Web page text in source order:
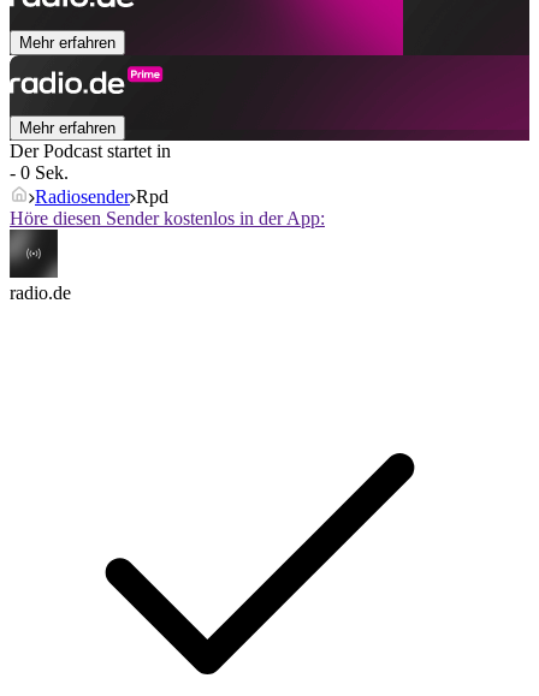
Mehr erfahren
Mehr erfahren
Der Podcast startet in
- 0 Sek.
Radiosender Rpd
Höre diesen Sender kostenlos in der App:
radio.de